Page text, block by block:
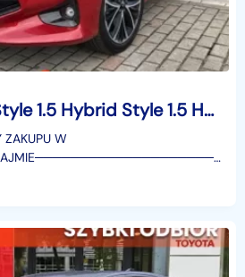
Toyota Yaris IV Style 1.5 Hybrid Style 1.5 Hybrid 116KM | Podgrzewane fotele!
ZAKUPU W